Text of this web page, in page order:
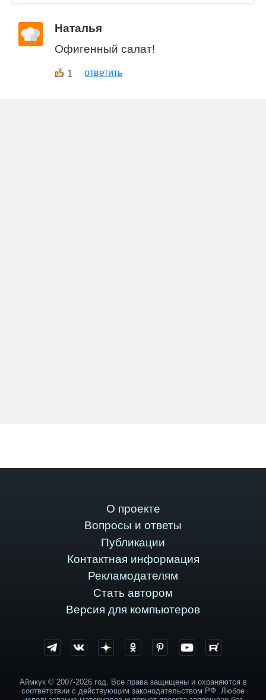
Наталья
Офигенный салат!
1 ответить
О проекте
Вопросы и ответы
Публикации
Контактная информация
Рекламодателям
Стать автором
Версия для компьютеров
Аймкук © 2007-2026 год. Все права защищены и охраняются в
соответствии с действующим законодательством РФ. Любое